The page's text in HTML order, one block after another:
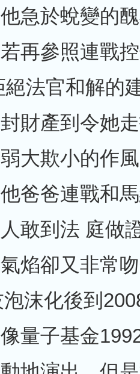
急於蛻變的
再參照連戰
絕法官和解的
財產到令她
大欺小的作
爸爸連戰和
敢到法 庭做
焰卻又非常
沫化後到
量子基金